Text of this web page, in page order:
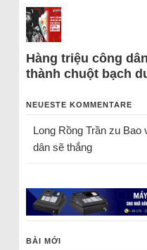
Hàng triệu công
thành chuột bạch
NEUESTE KOMMENTARE
Long Rồng Trầnzu Bao
dân sẽ thắng
BÀI MỚI